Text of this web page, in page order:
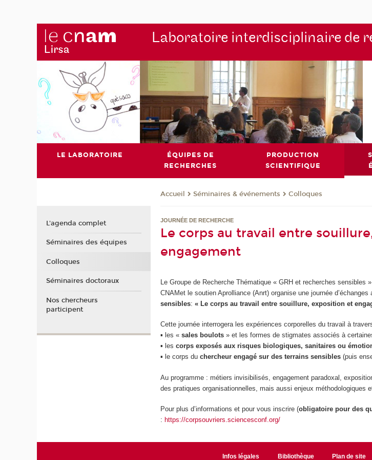
Laboratoire interdisciplinaire de
LE LABORATOIRE
ÉQUIPES DE
RECHERCHES
PRODUCTION
SCIENTIFIQUE
Accueil Séminaires & événements Colloques
JOURNÉE DE RECHERCHE
Le corps au travail entre
engagement
Le Groupe de Recherche Thématique « GRH et recherches sensibles
CNAMet le soutien Aprolliance (Anrt) organise une journée
sensibles:« Le corps au travail entre souillure, exposition et
Cette journée interrogera les expériences corporelles du travail à
▪️ les «sales boulots » et les formes de stigmates associés à
▪️ les corps exposés aux risques biologiques, sanitaires ou
▪️ le corps duchercheur engagé sur des terrains sensibles (puis
Au programme : métiers invisibilisés, engagement paradoxal,
des pratiques organisationnelles, mais aussi enjeux méthodologiques
Pour plus d’informations et pour vous inscrire (obligatoire pour des
: https://corpsouvriers.sciencesconf.org/
L'agenda complet
Séminaires des équipes
Colloques
Séminaires doctoraux
Nos chercheurs
participent
Infos légales Bibliothèque Plan de site